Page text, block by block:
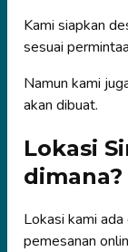
Kami siapkan
sesuai
Namun kami
akan dibuat.
Lokasi
dimana?
Lokasi kami
pemesanan